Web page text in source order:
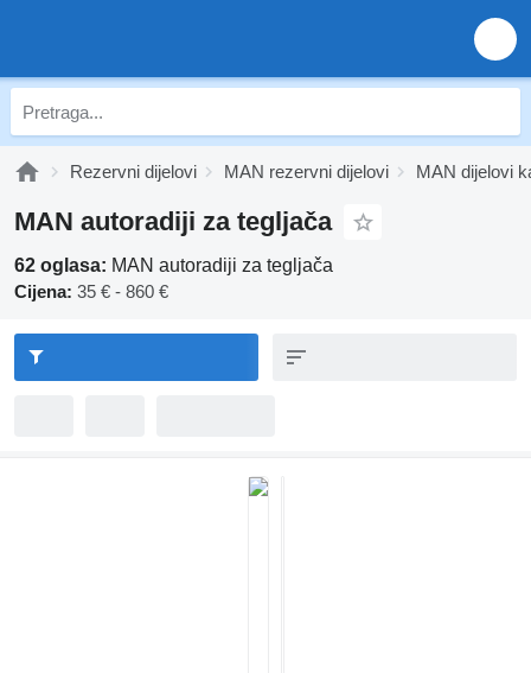
Rezervni dijelovi MAN rezervni dijelovi MAN dijelovi
MAN autoradiji za tegljača
62 oglasa: MAN autoradiji za tegljača
Cijena: 35 € - 860 €